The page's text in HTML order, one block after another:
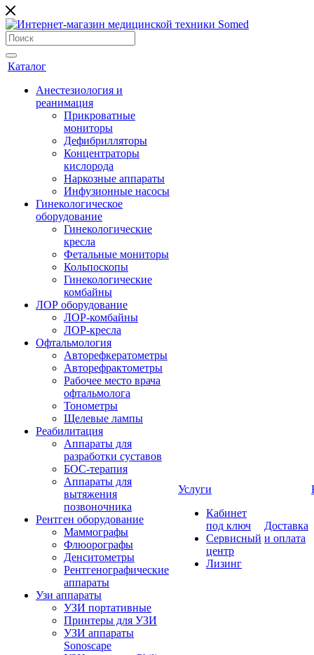
Каталог
Анестезиология и
реанимация
Прикроватные
мониторы
Дефибрилляторы
Концентраторы
кислорода
Наркозные аппараты
Инфузионные насосы
Гинекологическое
оборудование
Гинекологические
кресла
Фетальные мониторы
Кольпоскопы
Гинекологические
комбайны
ЛОР оборудование
ЛОР-комбайны
ЛОР-кресла
Офтальмология
Авторефкератометры
Авторефрактометры
Рабочее место врача
офтальмолога
Тонометры
Щелевые лампы
Реабилитация
Аппараты для
разработки суставов
БОС-терапия
Аппараты для
вытяжения
позвоночника
Рентген оборудование
Маммографы
Флюорографы
Денситометры
Рентгенографические
аппараты
Узи аппараты
УЗИ портативные
Принтеры для УЗИ
УЗИ аппараты
Sonoscape
Услуги
Кабинет
под ключ
Сервисный
центр
Лизинг
Доставка
и оплата